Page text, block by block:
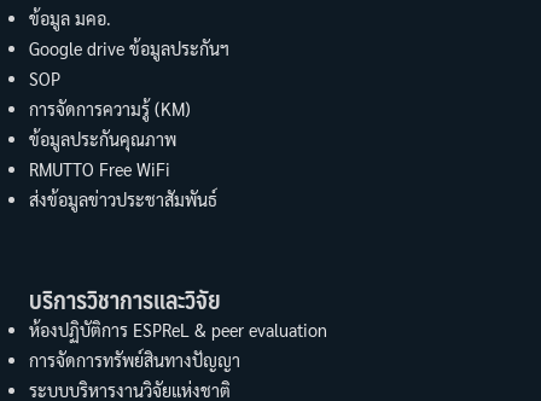
ข้อมูล มคอ.
Google drive ข้อมูลประกันฯ
SOP
การจัดการความรู้ (KM)
ข้อมูลประกันคุณภาพ
RMUTTO Free WiFi
ส่งข้อมูลข่าวประชาสัมพันธ์
บริการวิชาการและวิจัย
ห้องปฏิบัติการ ESPReL & peer evaluation
การจัดการทรัพย์สินทางปัญญา
ระบบบริหารงานวิจัยแห่งชาติ